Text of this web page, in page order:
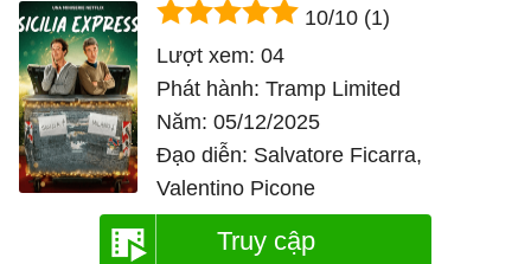
10/10 (1)
Lượt xem: 04
Phát hành: Tramp Limited
Năm: 05/12/2025
Đạo diễn: Salvatore Ficarra,
Valentino Picone
Truy cập